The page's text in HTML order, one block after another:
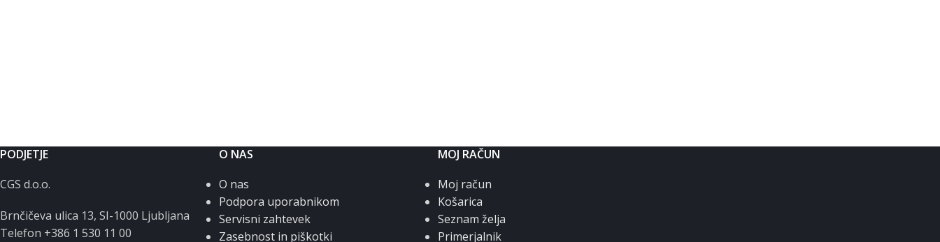
PODJETJE
CGS d.o.o.
Brnčičeva ulica 13, SI-1000 Ljubljana
Telefon +386 1 530 11 00
O NAS
O nas
Podpora uporabnikom
Servisni zahtevek
Zasebnost in piškotki
MOJ RAČUN
Moj račun
Košarica
Seznam želja
Primerjalnik